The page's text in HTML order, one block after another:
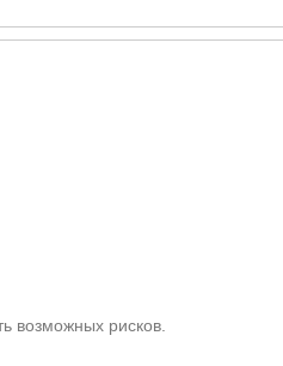
возможных рисков.